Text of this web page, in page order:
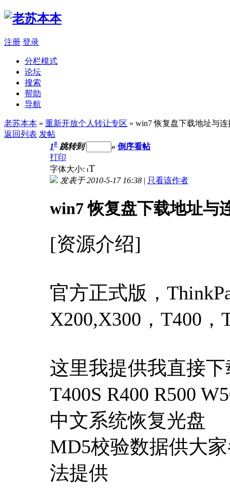
注册 登录
分栏模式
论坛
搜索
帮助
导航
老苏本本 » 重新开放个人转让专区 » win7 恢复盘下载地址与连
返回列表 发帖
1# 跳转到 » 倒序看帖
打印
字体大小: tT
发表于 2010-5-17 16:38 | 只看该作者
win7 恢复盘下载地址与
[资源介绍]
官方正式版，
X200,X300，T400，
这里我提供我直接下
T400S R400 R500
中文系统恢复光盘
MD5校验数据供大
法提供